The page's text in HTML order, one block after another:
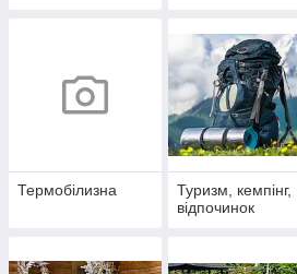
Термобілизна
Туризм, кемпінг,
відпочинок